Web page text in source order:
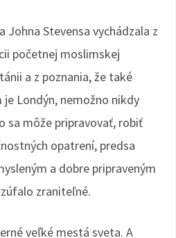
Johna Stevensa vychádzala z
početnej moslimskej
a z poznania, že také
Londýn, nemožno nikdy
sa môže pripravovať, robiť
opatrení, predsa
a dobre pripraveným
zraniteľné.
veľké mestá sveta. A